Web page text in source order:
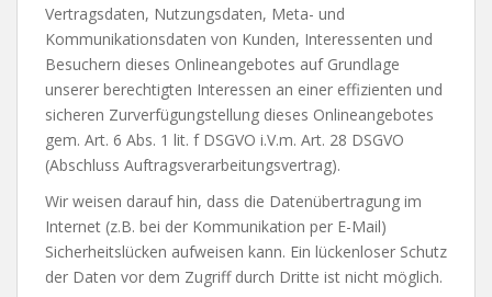
Vertragsdaten, Nutzungsdaten, Meta- und
Kommunikationsdaten von Kunden, Interessenten und
Besuchern dieses Onlineangebotes auf Grundlage
unserer berechtigten Interessen an einer effizienten und
sicheren Zurverfügungstellung dieses Onlineangebotes
gem. Art. 6 Abs. 1 lit. f DSGVO i.V.m. Art. 28 DSGVO
(Abschluss Auftragsverarbeitungsvertrag).
Wir weisen darauf hin, dass die Datenübertragung im
Internet (z.B. bei der Kommunikation per E-Mail)
Sicherheitslücken aufweisen kann. Ein lückenloser Schutz
der Daten vor dem Zugriff durch Dritte ist nicht möglich.